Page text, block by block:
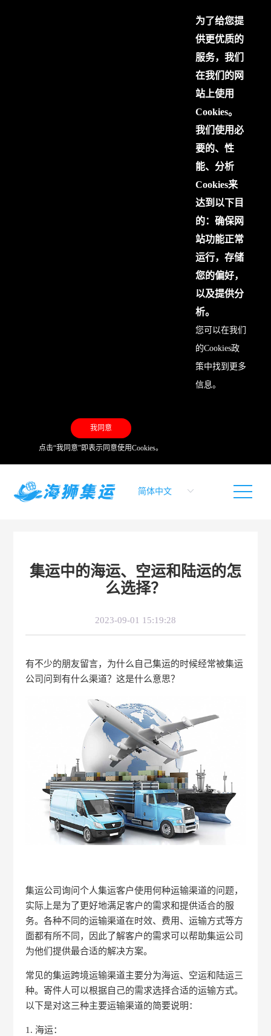
为了给您提
供更优质的
服务，我们
在我们的网
站上使用
Cookies。
我们使用必
要的、性
能、分析
Cookies来
达到以下目
的：确保网
站功能正常
运行，存储
您的偏好，
以及提供分
析。
您可以在我们
的Cookies政
策中找到更多
信息。
我同意
点击“我同意”即表示同意使用Cookies。
集运中的海运、空运和陆运的怎
么选择？
2023-09-01 15:19:28
有不少的朋友留言，为什么自己集运的时候经常被集运
公司问到有什么渠道？这是什么意思？
集运公司询问个人集运客户使用何种运输渠道的问题，
实际上是为了更好地满足客户的需求和提供适合的服
务。各种不同的运输渠道在时效、费用、运输方式等方
面都有所不同，因此了解客户的需求可以帮助集运公司
为他们提供最合适的解决方案。
常见的集运跨境运输渠道主要分为海运、空运和陆运三
种。寄件人可以根据自己的需求选择合适的运输方式。
以下是对这三种主要运输渠道的简要说明：
1. 海运：